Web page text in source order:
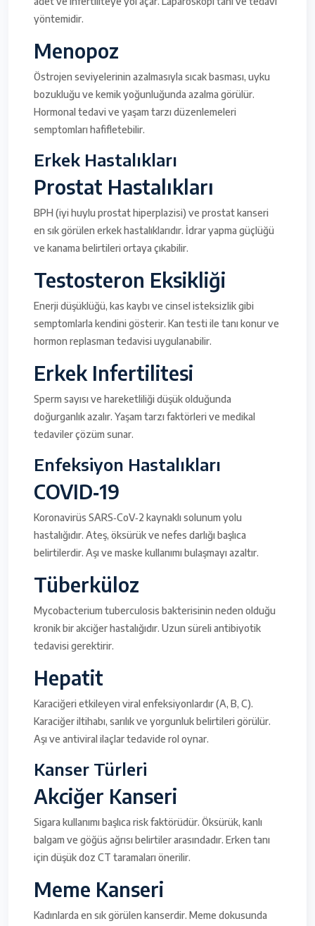
yöntemidir.
Menopoz
Östrojen seviyelerinin azalmasıyla sıcak basması, uyku
bozukluğu ve kemik yoğunluğunda azalma görülür.
Hormonal tedavi ve yaşam tarzı düzenlemeleri
semptomları hafifletebilir.
Erkek Hastalıkları
Prostat Hastalıkları
BPH (iyi huylu prostat hiperplazisi) ve prostat kanseri
en sık görülen erkek hastalıklarıdır. İdrar yapma güçlüğü
ve kanama belirtileri ortaya çıkabilir.
Testosteron Eksikliği
Enerji düşüklüğü, kas kaybı ve cinsel isteksizlik gibi
semptomlarla kendini gösterir. Kan testi ile tanı konur ve
hormon replasman tedavisi uygulanabilir.
Erkek Infertilitesi
Sperm sayısı ve hareketliliği düşük olduğunda
doğurganlık azalır. Yaşam tarzı faktörleri ve medikal
tedaviler çözüm sunar.
Enfeksiyon Hastalıkları
COVID‑19
Koronavirüs SARS‑CoV‑2 kaynaklı solunum yolu
hastalığıdır. Ateş, öksürük ve nefes darlığı başlıca
belirtilerdir. Aşı ve maske kullanımı bulaşmayı azaltır.
Tüberküloz
Mycobacterium tuberculosis bakterisinin neden olduğu
kronik bir akciğer hastalığıdır. Uzun süreli antibiyotik
tedavisi gerektirir.
Hepatit
Karaciğeri etkileyen viral enfeksiyonlardır (A, B, C).
Karaciğer iltihabı, sarılık ve yorgunluk belirtileri görülür.
Aşı ve antiviral ilaçlar tedavide rol oynar.
Kanser Türleri
Akciğer Kanseri
Sigara kullanımı başlıca risk faktörüdür. Öksürük, kanlı
balgam ve göğüs ağrısı belirtiler arasındadır. Erken tanı
için düşük doz CT taramaları önerilir.
Meme Kanseri
Kadınlarda en sık görülen kanserdir. Meme dokusunda